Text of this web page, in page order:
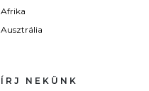
Afrika
Ausztrália
ÍRJ NEKÜNK